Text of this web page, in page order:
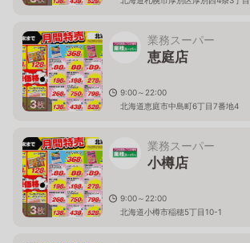
3枚
業務スーパー
恵庭店
9:00～22:00
北海道恵庭市中島町6丁目7番地4
3枚
業務スーパー
小樽店
9:00～22:00
北海道小樽市稲穂5丁目10-1